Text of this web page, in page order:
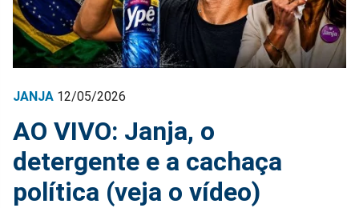
JANJA 12/05/2026
AO VIVO: Janja, o
detergente e a cachaça
política (veja o vídeo)